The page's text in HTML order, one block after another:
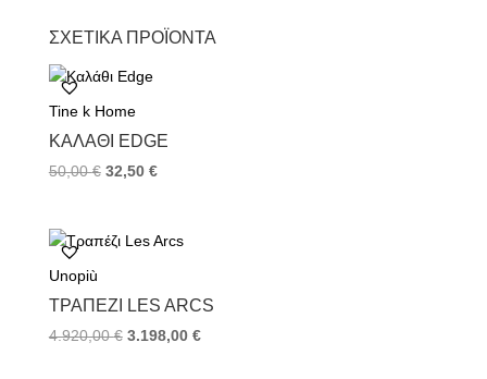
ΣΧΕΤΙΚΆ ΠΡΟΪΌΝΤΑ
Tine k Home
ΚΑΛΆΘΙ EDGE
50,00€ 32,50 €
Unopiù
TΡΑΠΈΖΙ LES ARCS
4.920,00€ 3.198,00 €